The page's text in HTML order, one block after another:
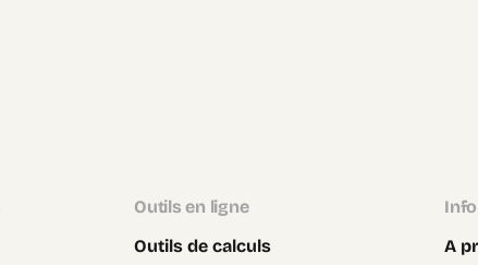
Outils en ligne
Outils de calculs
A